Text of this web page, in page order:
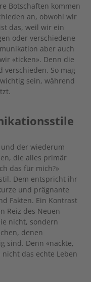
Botschaften kommen
an, obwohl wir
das, weil wir ein
oder verschiedene
aber auch
«ticken». Denn die
verschieden. So mag
sein, während
der wiederum
die alles primär
das für mich?»
Dem entspricht ihr
und prägnante
Fakten. Ein Kontrast
Reiz des Neuen
nicht, sondern
denen
sind. Denn «nackte,
das echte Leben